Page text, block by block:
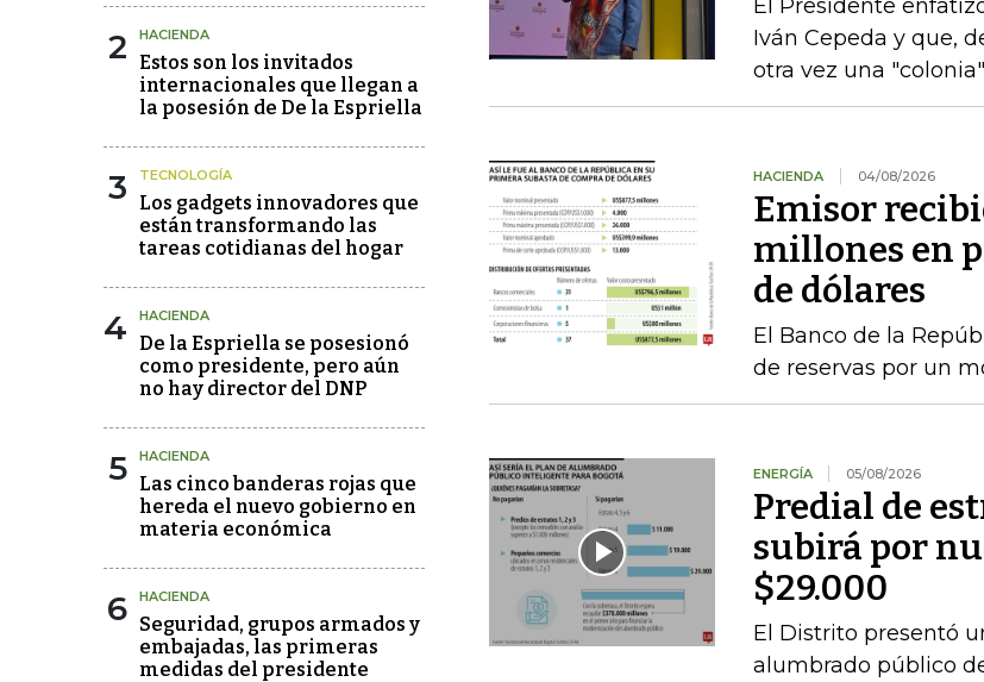
2 HACIENDA
Estos son los invitados
internacionales que llegan a
la posesión de De la Espriella
3 TECNOLOGÍA
Los gadgets innovadores que
están transformando las
tareas cotidianas del hogar
4 HACIENDA
De la Espriella se posesionó
como presidente, pero aún
no hay director del DNP
5 HACIENDA
Las cinco banderas rojas que
hereda el nuevo gobierno en
materia económica
6 HACIENDA
Seguridad, grupos armados y
embajadas, las primeras
medidas del presidente
El Presidente
Iván Cepeda y que,
otra vez una "colonia"
HACIENDA 04/08/2026
Emisor
millones en
de dólares
El Banco de la
de reservas por un
ENERGÍA 05/08/2026
Predial de
subirá por
$29.000
El Distrito presentó
alumbrado público